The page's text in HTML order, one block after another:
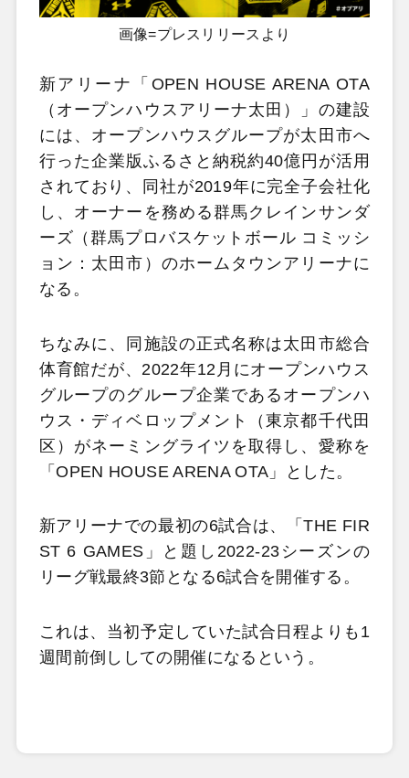
画像=プレスリリースより
新アリーナ「OPEN HOUSE ARENA OTA
（オープンハウスアリーナ太田）」の建設
には、オープンハウスグループが太田市へ
行った企業版ふるさと納税約40億円が活用
されており、同社が2019年に完全子会社化
し、オーナーを務める群馬クレインサンダ
ーズ（群馬プロバスケットボール コミッシ
ョン：太田市）のホームタウンアリーナに
なる。
ちなみに、同施設の正式名称は太田市総合
体育館だが、2022年12月にオープンハウス
グループのグループ企業であるオープンハ
ウス・ディベロップメント（東京都千代田
区）がネーミングライツを取得し、愛称を
「OPEN HOUSE ARENA OTA」とした。
新アリーナでの最初の6試合は、「THE FIR
ST 6 GAMES」と題し2022-23シーズンの
リーグ戦最終3節となる6試合を開催する。
これは、当初予定していた試合日程よりも1
週間前倒ししての開催になるという。